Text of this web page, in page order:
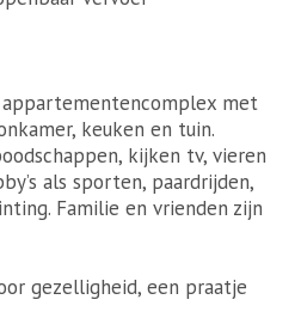
appartementencomplex met
keuken en tuin.
kijken tv, vieren
als sporten, paardrijden,
Familie en vrienden zijn
gezelligheid, een praatje